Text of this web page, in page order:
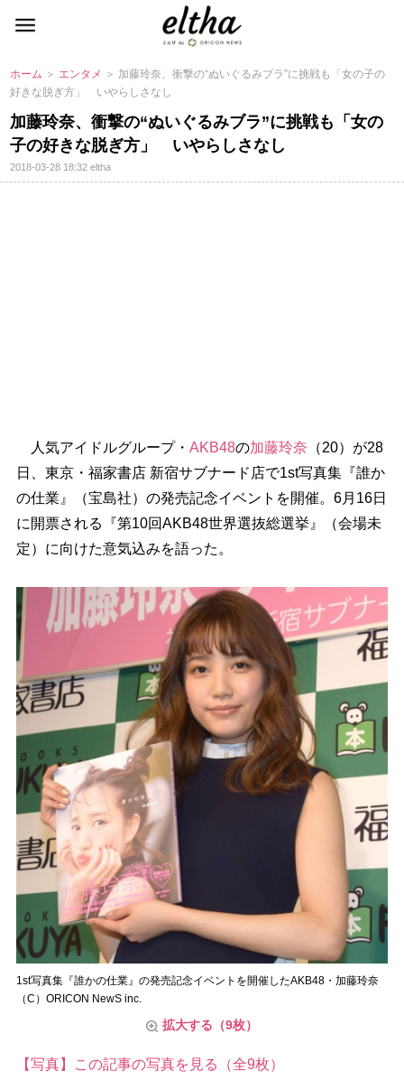
ホーム ＞ エンタメ ＞ 加藤玲奈、衝撃の“ぬいぐるみブラ”に挑戦も「女の子の
好きな脱ぎ方」 いやらしさなし
加藤玲奈、衝撃の“ぬいぐるみブラ”に挑戦も「女の
子の好きな脱ぎ方」 いやらしさなし
2018-03-28 18:32eltha
人気アイドルグループ・ AKB48の加藤玲奈 （20）が28
日、東京・福家書店 新宿サブナード店で1st写真集『誰か
の仕業』（宝島社）の発売記念イベントを開催。6月16日
に開票される『第10回AKB48世界選抜総選挙』（会場未
定）に向けた意気込みを語った。
1st写真集『誰かの仕業』の発売記念イベントを開催したAKB48・加藤玲奈
（C）ORICON NewS inc.
拡大する（9枚）
【写真】この記事の写真を見る（全9枚）